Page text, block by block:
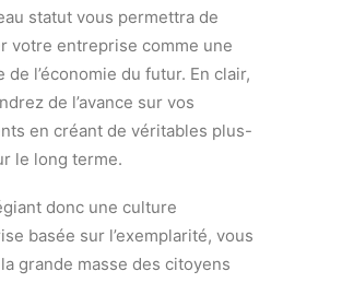
statut vous permettra de
votre entreprise comme une
de l’économie du futur. En clair,
de l’avance sur vos
en créant de véritables plus-
le long terme.
donc une culture
basée sur l’exemplarité, vous
grande masse des citoyens